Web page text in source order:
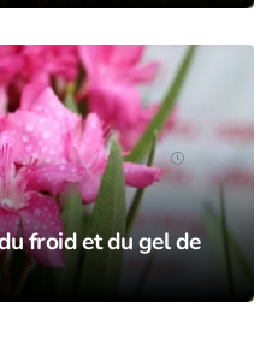
froid et du gel de
30/01/24